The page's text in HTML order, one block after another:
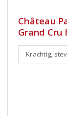
Château
Grand Cru
Krachtig,